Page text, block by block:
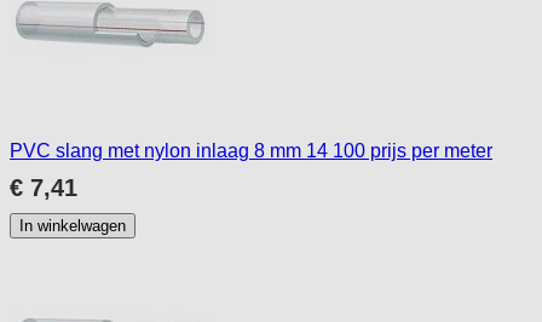
PVC slang met nylon inlaag 8 mm 14 100 prijs per meter
€ 7,41
In winkelwagen